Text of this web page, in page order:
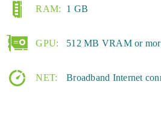
RAM: 1 GB
GPU: 512 MB VRAM or
NET: Broadband Internet